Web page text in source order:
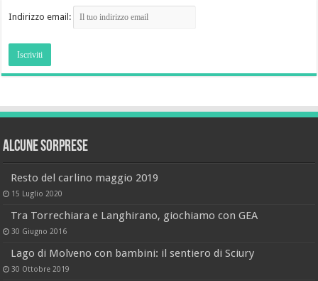
Indirizzo email:
Alcune sorprese
Resto del carlino maggio 2019
15 Luglio 2020
Tra Torrechiara e Langhirano, giochiamo con GEA
30 Giugno 2016
Lago di Molveno con bambini: il sentiero di Sciury
30 Ottobre 2019